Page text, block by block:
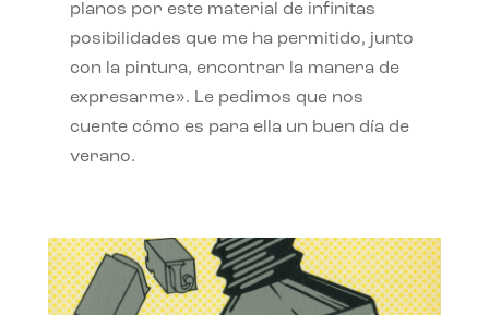
planos por este material de infinitas
posibilidades que me ha permitido, junto
con la pintura, encontrar la manera de
expresarme». Le pedimos que nos
cuente cómo es para ella un buen día de
verano.